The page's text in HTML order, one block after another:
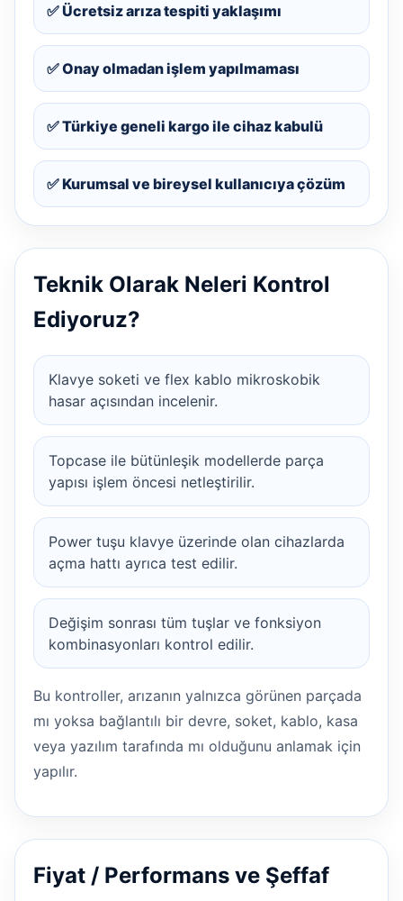
✅ Ücretsiz arıza tespiti yaklaşımı
✅ Onay olmadan işlem yapılmaması
✅ Türkiye geneli kargo ile cihaz kabulü
✅ Kurumsal ve bireysel kullanıcıya çözüm
Teknik Olarak Neleri Kontrol
Ediyoruz?
Klavye soketi ve flex kablo mikroskobik
hasar açısından incelenir.
Topcase ile bütünleşik modellerde parça
yapısı işlem öncesi netleştirilir.
Power tuşu klavye üzerinde olan cihazlarda
açma hattı ayrıca test edilir.
Değişim sonrası tüm tuşlar ve fonksiyon
kombinasyonları kontrol edilir.
Bu kontroller, arızanın yalnızca görünen parçada
mı yoksa bağlantılı bir devre, soket, kablo, kasa
veya yazılım tarafında mı olduğunu anlamak için
yapılır.
Fiyat / Performans ve Şeffaf